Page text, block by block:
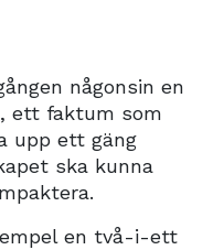
någonsin en
ett faktum som
upp ett gäng
ska kunna
en två-i-ett